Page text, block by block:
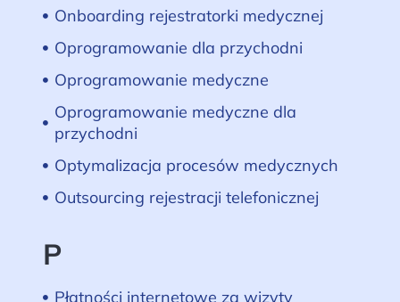
Onboarding rejestratorki medycznej
Oprogramowanie dla przychodni
Oprogramowanie medyczne
Oprogramowanie medyczne dla
przychodni
Optymalizacja procesów medycznych
Outsourcing rejestracji telefonicznej
P
Płatności internetowe za wizyty